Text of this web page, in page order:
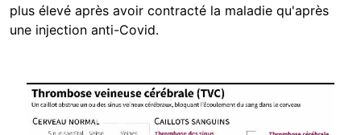
plus élevé après avoir contracté la maladie qu'après
une injection anti-Covid.
Image